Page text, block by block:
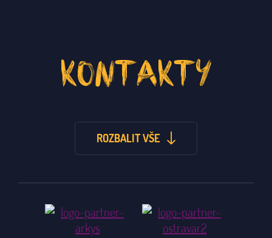
KONTAKTY
ROZBALIT VŠE